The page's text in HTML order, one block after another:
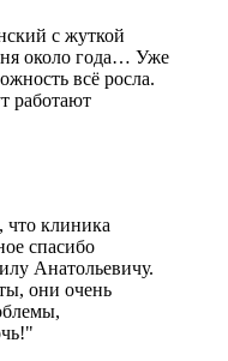
с жуткой
около года… Уже
всё росла.
работают
что клиника
спасибо
Анатольевичу.
они очень